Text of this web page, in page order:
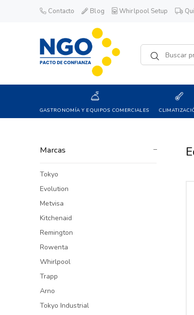
Contacto Blog Whirlpool Setup
GASTRONOMÍA Y EQUIPOS COMERCIALES
Marcas
Tokyo
Evolution
Metvisa
Kitchenaid
Remington
Rowenta
Whirlpool
Trapp
Arno
Tokyo Industrial